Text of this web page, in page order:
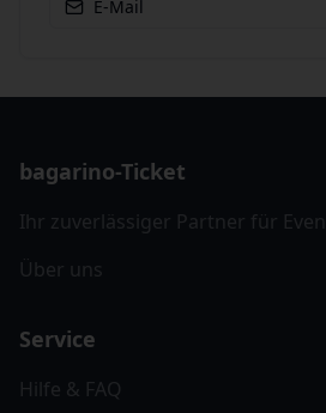
E-Mail
bagarino-Ticket
Ihr zuverlässiger Partner für
Über uns
Service
Hilfe & FAQ